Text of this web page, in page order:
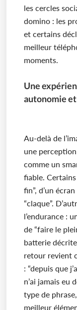
les cercles
domino : les
et certains
meilleur
moments.
Une
autonomie
Au-delà de
une
comme un
fiable.
fin”, d’un
“claque”.
l’endurance :
de “faire le
batterie
retour revient
: “depuis que
n’ai jamais eu
type de
meilleur